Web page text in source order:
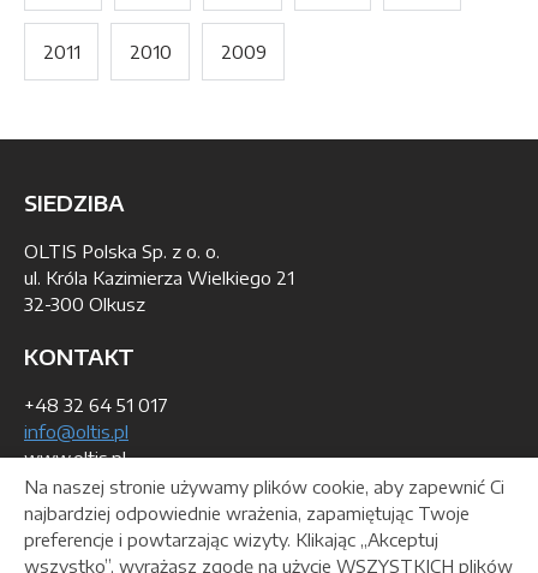
2011 2010 2009
SIEDZIBA
OLTIS Polska Sp. z o. o.
ul. Króla Kazimierza Wielkiego 21
32-300 Olkusz
KONTAKT
+48 32 64 51 017
info@oltis.pl
www.oltis.pl
DANE DO WYSTAWIENIA FAKTURY
REGON: 140111053
Na naszej stronie używamy plików cookie, aby zapewnić Ci
najbardziej odpowiednie wrażenia, zapamiętując Twoje
preferencje i powtarzając wizyty. Klikając „Akceptuj
wszystko”, wyrażasz zgodę na użycie WSZYSTKICH plików